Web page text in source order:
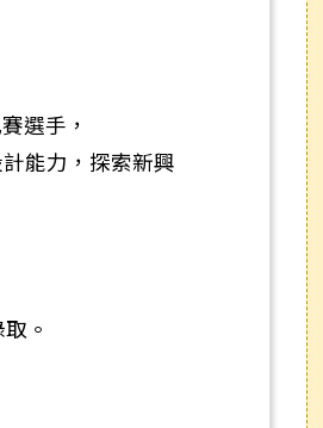
選手，
能力，探索新興
。